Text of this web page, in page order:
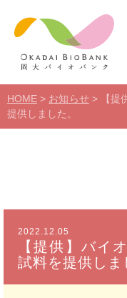
HOME > お知らせ >
【
提供しました。
2022.12.05
【提供】バイ
試料を提供しま